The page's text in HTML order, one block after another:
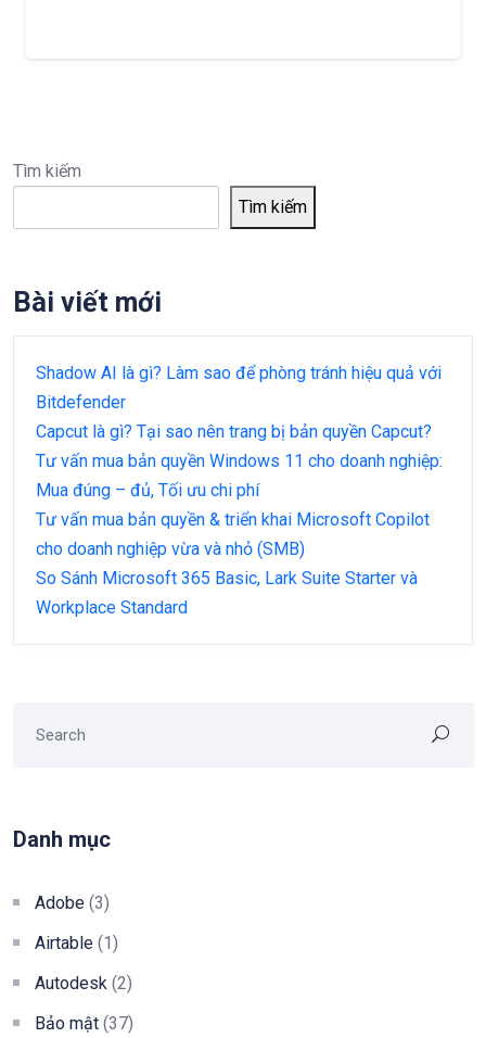
Tìm kiếm
Tìm kiếm
Bài viết mới
Shadow AI là gì? Làm sao để phòng tránh hiệu quả với
Bitdefender
Capcut là gì? Tại sao nên trang bị bản quyền Capcut?
Tư vấn mua bản quyền Windows 11 cho doanh nghiệp:
Mua đúng – đủ, Tối ưu chi phí
Tư vấn mua bản quyền & triển khai Microsoft Copilot
cho doanh nghiệp vừa và nhỏ (SMB)
So Sánh Microsoft 365 Basic, Lark Suite Starter và
Workplace Standard
Danh mục
Adobe (3)
Airtable (1)
Autodesk (2)
Bảo mật (37)